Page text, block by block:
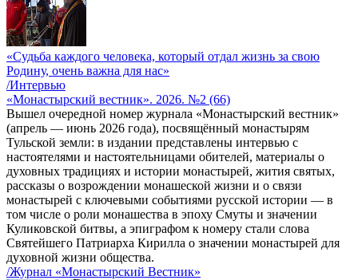
«Судьба каждого человека, который отдал жизнь за свою
Родину, очень важна для нас»
/Интервью
«Монастырский вестник». 2026. №2 (66)
Вышел очередной номер журнала «Монастырский вестник»
(апрель — июнь 2026 года), посвящённый монастырям
Тульской земли: в издании представлены интервью с
настоятелями и настоятельницами обителей, материалы о
духовных традициях и истории монастырей, жития святых,
рассказы о возрождении монашеской жизни и о связи
монастырей с ключевыми событиями русской истории — в
том числе о роли монашества в эпоху Смуты и значении
Куликовской битвы, а эпиграфом к номеру стали слова
Святейшего Патриарха Кирилла о значении монастырей для
духовной жизни общества.
/Журнал «Монастырский Вестник»